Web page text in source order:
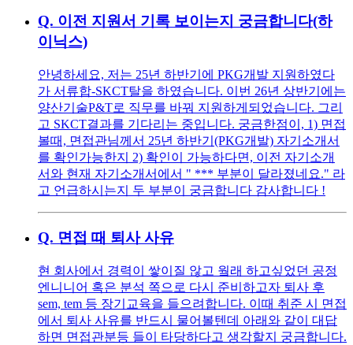
Q. 이전 지원서 기록 보이는지 궁금합니다(하
이닉스)
안녕하세요, 저는 25년 하반기에 PKG개발 지원하였다
가 서류합-SKCT탈을 하였습니다. 이번 26년 상반기에는
양산기술P&T로 직무를 바꿔 지원하게되었습니다. 그리
고 SKCT결과를 기다리는 중입니다. 궁금한점이, 1) 면접
볼때, 면접관님께서 25년 하반기(PKG개발) 자기소개서
를 확인가능한지 2) 확인이 가능하다면, 이전 자기소개
서와 현재 자기소개서에서 " *** 부분이 달라졌네요." 라
고 언급하시는지 두 부분이 궁금합니다 감사합니다 !
Q. 면접 때 퇴사 사유
현 회사에서 경력이 쌓이질 않고 웤래 하고싶었던 공정
엔니니어 혹은 분석 쪽으로 다시 준비하고자 퇴사 후
sem, tem 등 장기교육을 들으려합니다. 이때 취준 시 면접
에서 퇴사 사유를 반드시 물어볼텐데 아래와 같이 대답
하면 면접관분등 들이 타당하다고 생각할지 궁금합니다.